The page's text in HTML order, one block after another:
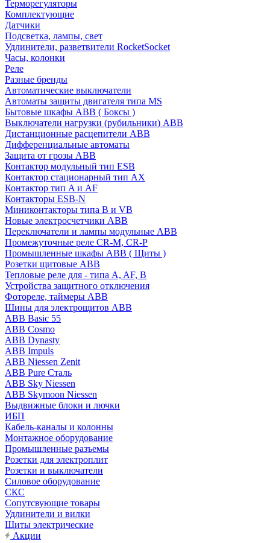
Терморегуляторы
Комплектующие
Датчики
Подсветка, лампы, свет
Удлинители, разветвители RocketSocket
Часы, колонки
Реле
Разные бренды
Автоматические выключатели
Автоматы защиты двигателя типа MS
Бытовые шкафы ABB ( Боксы )
Выключатели нагрузки (рубильники) ABB
Дистанционные расцепители ABB
Дифференциальные автоматы
Защита от грозы ABB
Контактор модульный тип ESB
Контактор стационарный тип AX
Контактор тип A и AF
Контакторы ESB-N
Миниконтакторы типа B и VB
Новые электросчетчики ABB
Переключатели и лампы модульные ABB
Промежуточные реле CR-M, CR-P
Промышленные шкафы ABB ( Щиты )
Розетки щитовые ABB
Тепловые реле для - типа A, AF, B
Устройства защитного отключения
Фотореле, таймеры ABB
Шины для электрощитов АВВ
ABB Basic 55
ABB Cosmo
ABB Dynasty
ABB Impuls
ABB Niessen Zenit
ABB Pure Сталь
ABB Sky Niessen
ABB Skymoon Niessen
Выдвижные блоки и лючки
ИБП
Кабель-каналы и колонны
Монтажное оборудование
Промышленные разъемы
Розетки для электроплит
Розетки и выключатели
Силовое оборудование
СКС
Сопутсвующие товары
Удлинители и вилки
Щиты электрические
Акции